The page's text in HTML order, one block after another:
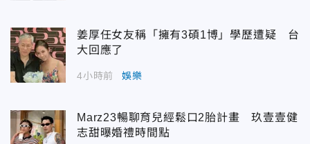
姜厚任女友稱「擁有3碩1博」學歷遭疑 台
大回應了
4小時前 娛樂
Marz23暢聊育兒經鬆口2胎計畫 玖壹壹健
志甜曝婚禮時間點